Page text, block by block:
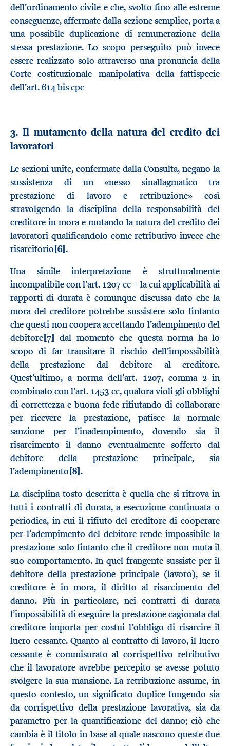
dell’ordinamento civile e che, svolto fino alle estreme
conseguenze, affermate dalla sezione semplice, porta a
una possibile duplicazione di remunerazione della
stessa prestazione. Lo scopo perseguito può invece
essere realizzato solo attraverso una pronuncia della
Corte costituzionale manipolativa della fattispecie
dell’art. 614 bis cpc
3. Il mutamento della natura del credito dei
lavoratori
Le sezioni unite, confermate dalla Consulta, negano la
sussistenza di un «nesso sinallagmatico tra
prestazione di lavoro e retribuzione» così
stravolgendo la disciplina della responsabilità del
creditore in mora e mutando la natura del credito dei
lavoratori qualificandolo come retributivo invece che
risarcitorio[6].
Una simile interpretazione è strutturalmente
incompatibile con l’art. 1207 cc – la cui applicabilità ai
rapporti di durata è comunque discussa dato che la
mora del creditore potrebbe sussistere solo fintanto
che questi non coopera accettando l’adempimento del
debitore[7] dal momento che questa norma ha lo
scopo di far transitare il rischio dell’impossibilità
della prestazione dal debitore al creditore.
Quest’ultimo, a norma dell’art. 1207, comma 2 in
combinato con l’art. 1453 cc, qualora violi gli obblighi
di correttezza e buona fede rifiutando di collaborare
per ricevere la prestazione, patisce la normale
sanzione per l’inadempimento, dovendo sia il
risarcimento il danno eventualmente sofferto dal
debitore della prestazione principale, sia
l’adempimento [8].
La disciplina tosto descritta è quella che si ritrova in
tutti i contratti di durata, a esecuzione continuata o
periodica, in cui il rifiuto del creditore di cooperare
per l’adempimento del debitore rende impossibile la
prestazione solo fintanto che il creditore non muta il
suo comportamento. In quel frangente sussiste per il
debitore della prestazione principale (lavoro), se il
creditore è in mora, il diritto al risarcimento del
danno. Più in particolare, nei contratti di durata
l’impossibilità di eseguire la prestazione cagionata dal
creditore importa per costui l’obbligo di risarcire il
lucro cessante. Quanto al contratto di lavoro, il lucro
cessante è commisurato al corrispettivo retributivo
che il lavoratore avrebbe percepito se avesse potuto
svolgere la sua mansione. La retribuzione assume, in
questo contesto, un significato duplice fungendo sia
da corrispettivo della prestazione lavorativa, sia da
parametro per la quantificazione del danno; ciò che
cambia è il titolo in base al quale nascono queste due